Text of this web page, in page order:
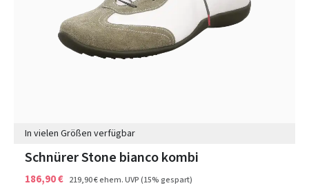
In vielen Größen verfügbar
Schnürer Stone bianco kombi
186,90 € 219,90 €ehem. UVP(15% gespart)